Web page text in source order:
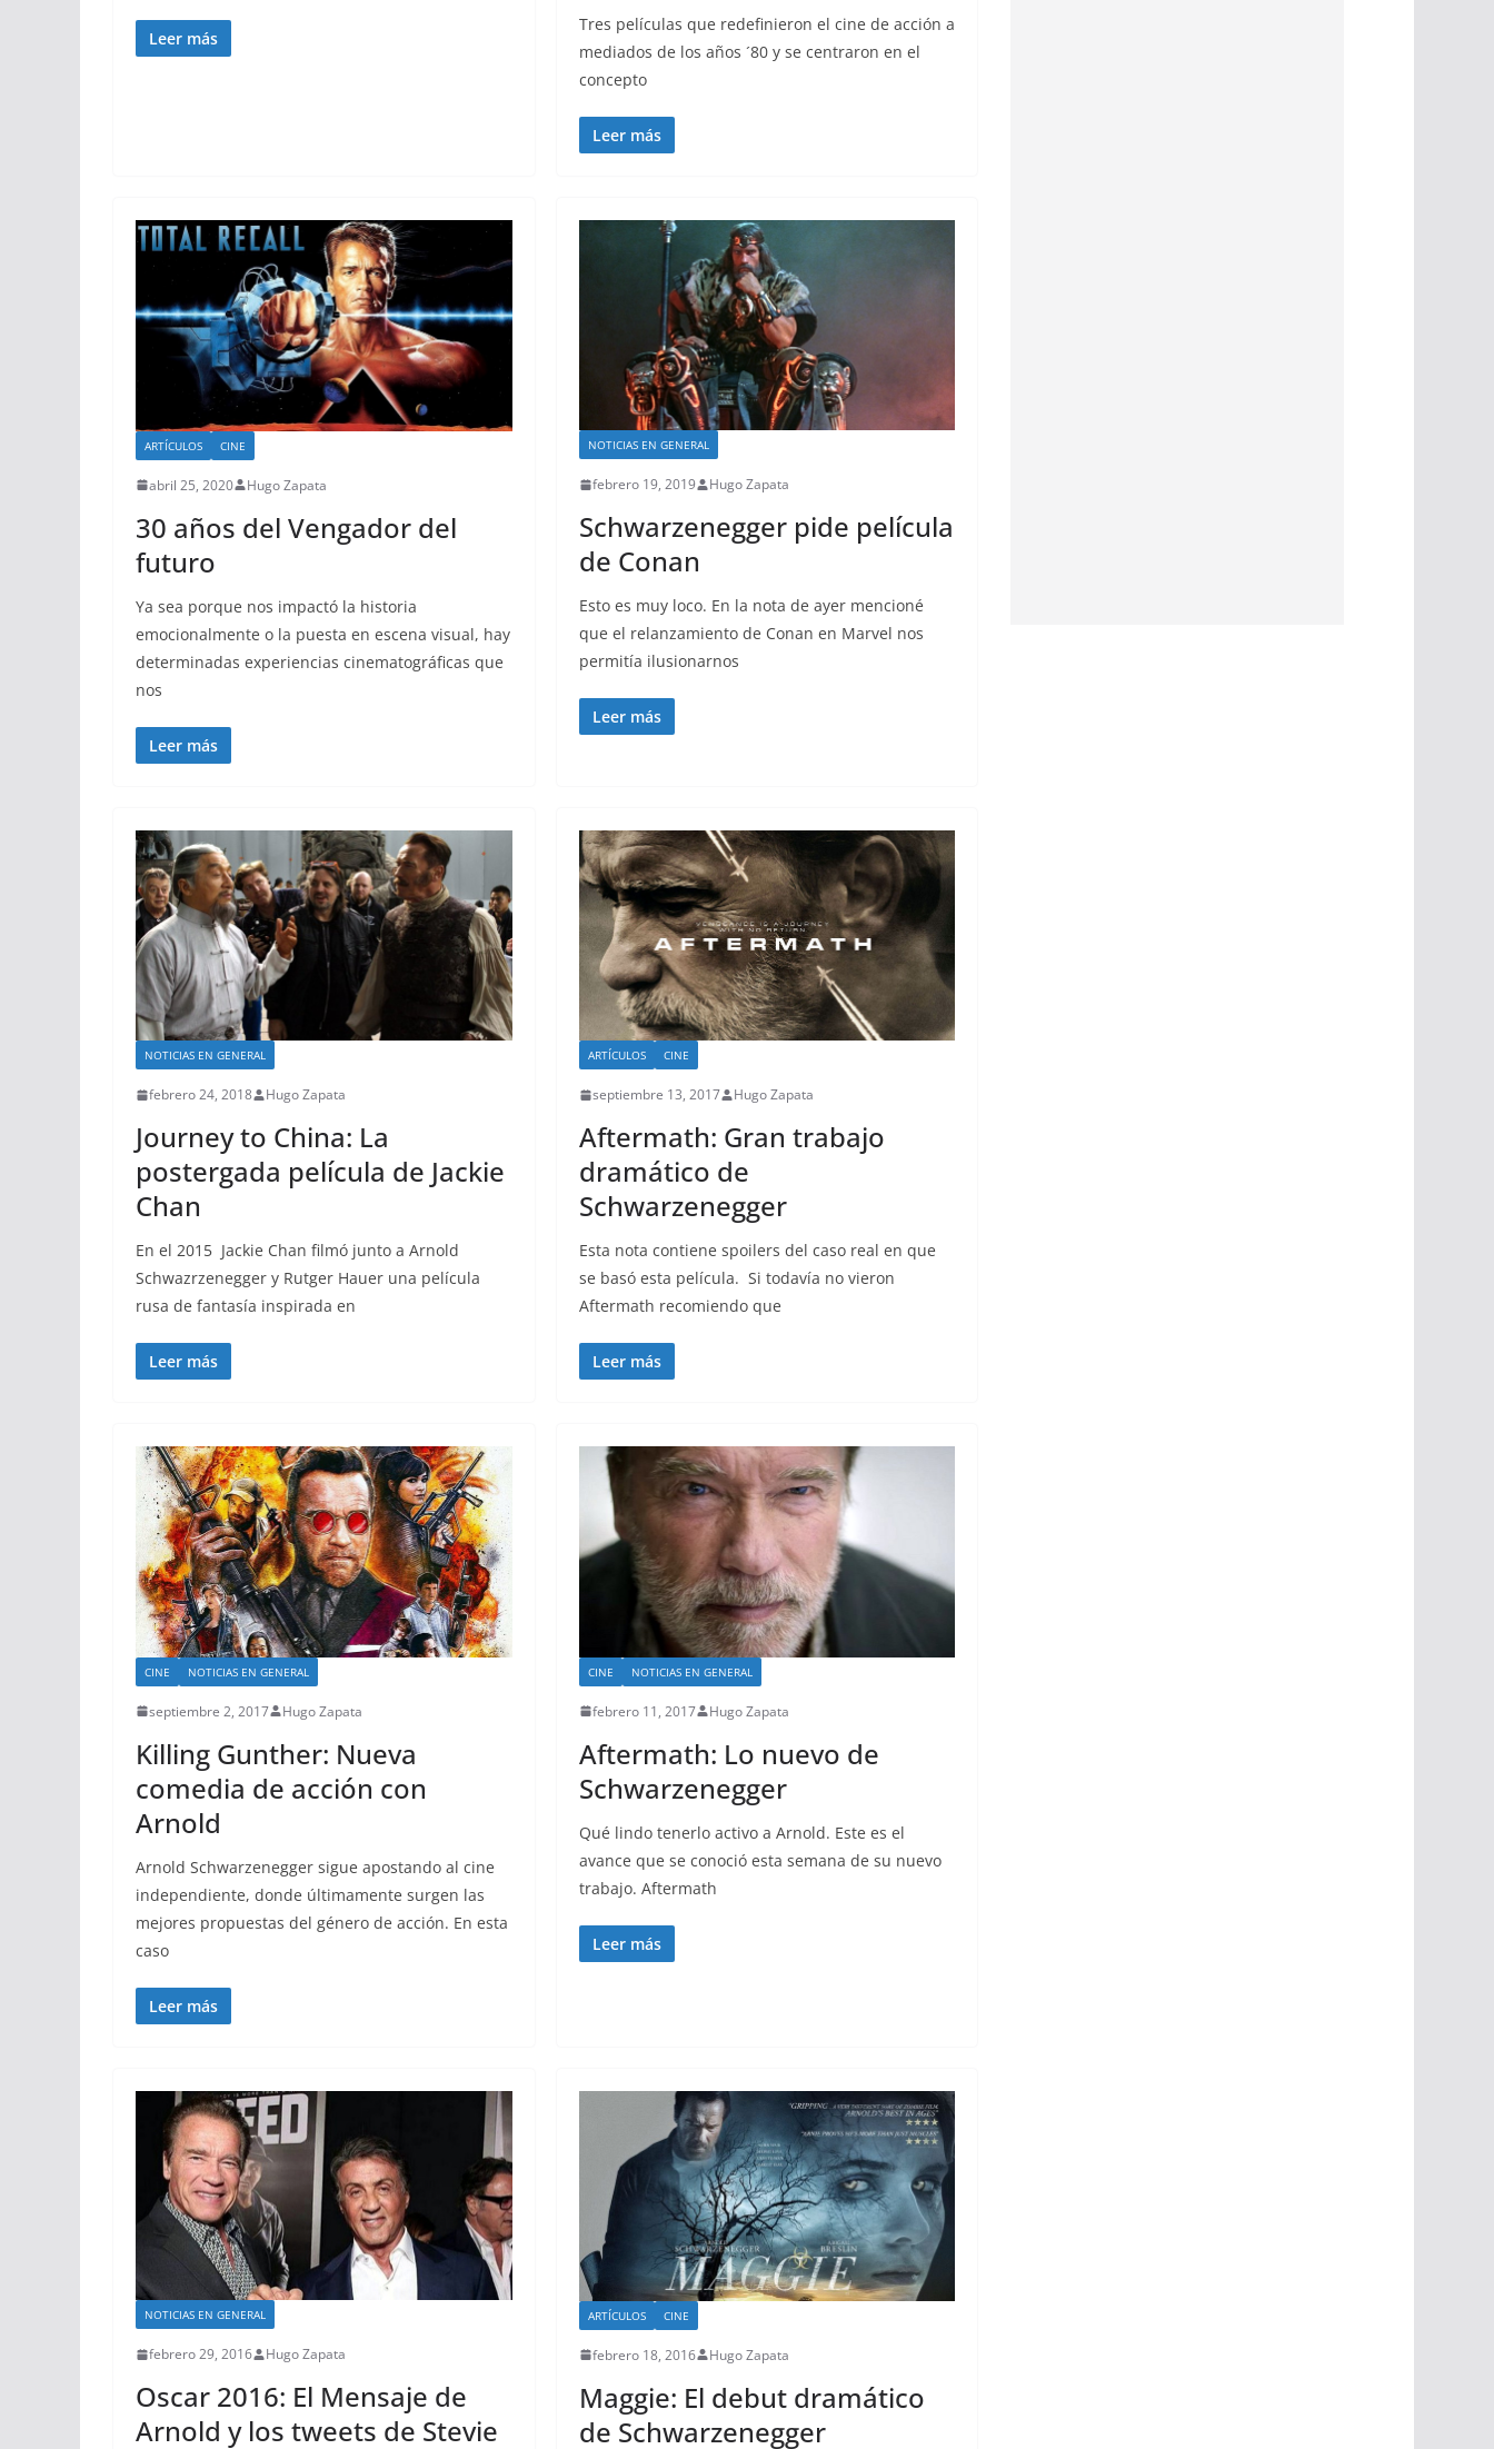
Leer más
Tres películas que redefinieron el cine de acción a
mediados de los años ´80 y se centraron en el
concepto
Leer más
ARTÍCULOS CINE
abril 25, 2020 Hugo Zapata
30 años del Vengador del
futuro
Ya sea porque nos impactó la historia
emocionalmente o la puesta en escena visual, hay
determinadas experiencias cinematográficas que
nos
Leer más
NOTICIAS EN GENERAL
febrero 19, 2019 Hugo Zapata
Schwarzenegger pide película
de Conan
Esto es muy loco. En la nota de ayer mencioné
que el relanzamiento de Conan en Marvel nos
permitía ilusionarnos
Leer más
NOTICIAS EN GENERAL
febrero 24, 2018 Hugo Zapata
Journey to China: La
postergada película de Jackie
Chan
En el 2015 Jackie Chan filmó junto a Arnold
Schwazrzenegger y Rutger Hauer una película
rusa de fantasía inspirada en
Leer más
ARTÍCULOS CINE
septiembre 13, 2017 Hugo Zapata
Aftermath: Gran trabajo
dramático de
Schwarzenegger
Esta nota contiene spoilers del caso real en que
se basó esta película. Si todavía no vieron
Aftermath recomiendo que
Leer más
CINE NOTICIAS EN GENERAL
septiembre 2, 2017 Hugo Zapata
Killing Gunther: Nueva
comedia de acción con
Arnold
Arnold Schwarzenegger sigue apostando al cine
independiente, donde últimamente surgen las
mejores propuestas del género de acción. En esta
caso
Leer más
CINE NOTICIAS EN GENERAL
febrero 11, 2017 Hugo Zapata
Aftermath: Lo nuevo de
Schwarzenegger
Qué lindo tenerlo activo a Arnold. Este es el
avance que se conoció esta semana de su nuevo
trabajo. Aftermath
Leer más
NOTICIAS EN GENERAL
febrero 29, 2016 Hugo Zapata
Oscar 2016: El Mensaje de
Arnold y los tweets de Stevie
ARTÍCULOS CINE
febrero 18, 2016 Hugo Zapata
Maggie: El debut dramático
de Schwarzenegger